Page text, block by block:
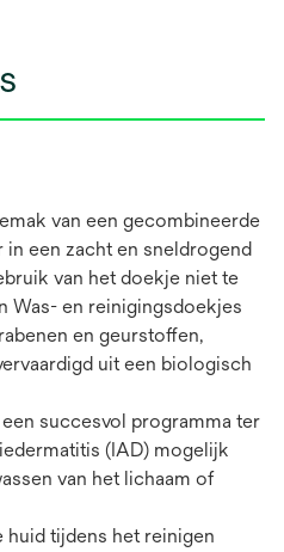
van een gecombineerde
een zacht en sneldrogend
van het doekje niet te
Was- en reinigingsdoekjes
en geurstoffen,
uit een biologisch
succesvol programma ter
(IAD) mogelijk
van het lichaam of
huid tijdens het reinigen